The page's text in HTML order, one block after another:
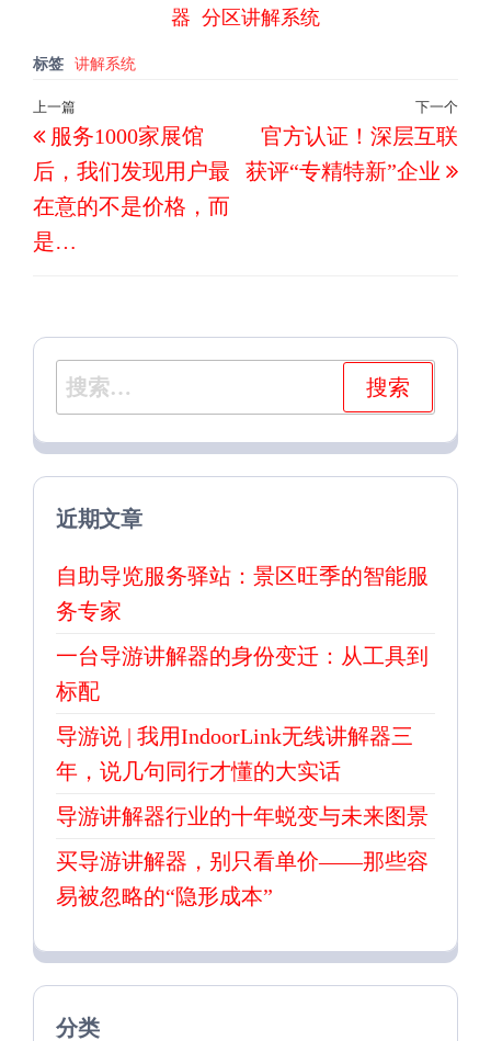
器 分区讲解系统
标签 讲解系统
文
章
导
航
上
一
篇
文
章
上一篇
服务1000家展馆
后，我们发现用户最
在意的不是价格，而
是…
下
下一个
官方认证！深层互联
获评“专精特新”企业
搜
索：
近期文章
自助导览服务驿站：景区旺季的智能服
务专家
一台导游讲解器的身份变迁：从工具到
标配
导游说 | 我用IndoorLink无线讲解器三
年，说几句同行才懂的大实话
导游讲解器行业的十年蜕变与未来图景
买导游讲解器，别只看单价——那些容
易被忽略的“隐形成本”
分类